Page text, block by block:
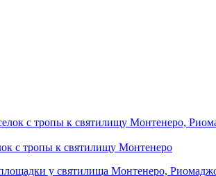
с тропы к святилищу Монтенеро